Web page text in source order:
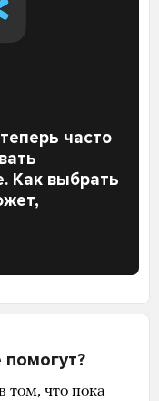
часто
Как выбрать
том, что пока